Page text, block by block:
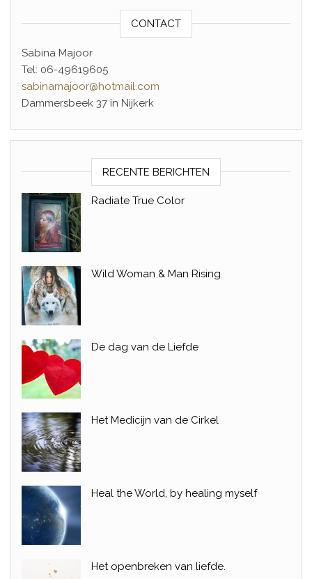
CONTACT
Sabina Majoor
Tel: 06-49619605
sabinamajoor@hotmail.com
Dammersbeek 37 in Nijkerk
RECENTE BERICHTEN
Radiate True Color
Wild Woman & Man Rising
De dag van de Liefde
Het Medicijn van de Cirkel
Heal the World, by healing myself
Het openbreken van liefde.